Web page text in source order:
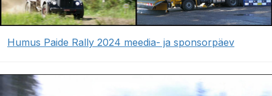
Humus Paide Rally 2024 meedia- ja sponsorpäev